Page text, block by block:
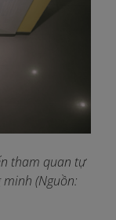
tham quan tự
(Nguồn: